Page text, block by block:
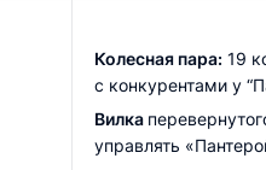
Колесная пара: 19
с конкурентами у
Вилка
управлять